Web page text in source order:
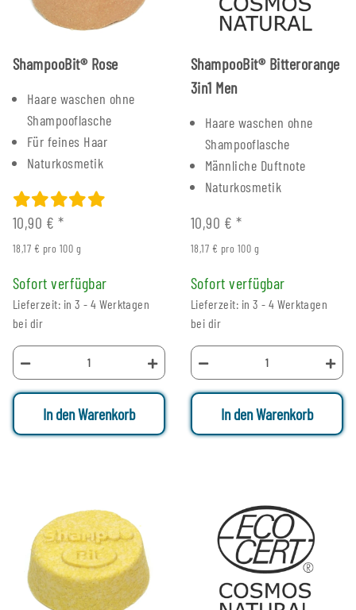
ShampooBit® Rose
Haare waschen ohne
Shampooflasche
Für feines Haar
Naturkosmetik
10,90 € *
18,17 € pro 100 g
Sofort verfügbar
Lieferzeit: in 3 - 4 Werktagen
bei dir
In den Warenkorb
ShampooBit® Bitterorange
3in1 Men
Haare waschen ohne
Shampooflasche
Männliche Duftnote
Naturkosmetik
10,90 € *
18,17 € pro 100 g
Sofort verfügbar
Lieferzeit: in 3 - 4 Werktagen
bei dir
In den Warenkorb